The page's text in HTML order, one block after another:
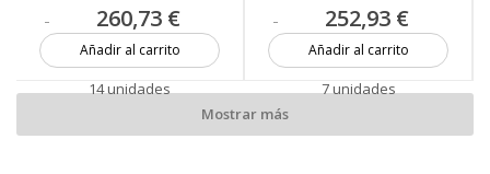
260,73 €
Añadir al carrito
14 unidades
252,93 €
Añadir al carrito
7 unidades
Mostrar más